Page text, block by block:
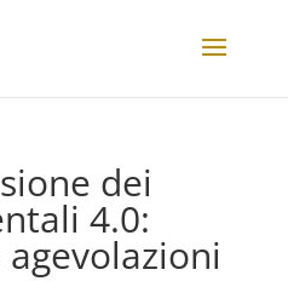
dei
4.0:
agevolazioni